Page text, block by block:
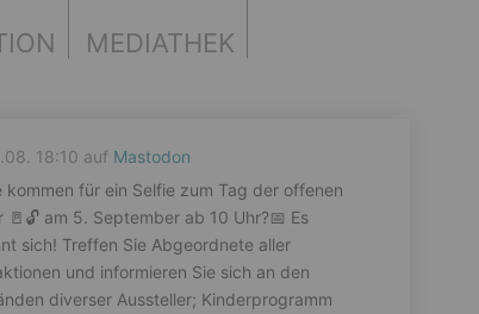
MEDIATHEK
18:10 auf Mastodon
kommen für ein Selfie zum Tag der offenen
🚪🔓️ am 5. September ab 10 Uhr?📅 Es
sich! Treffen Sie Abgeordnete aller
und informieren Sie sich an den
diverser Aussteller; Kinderprogramm